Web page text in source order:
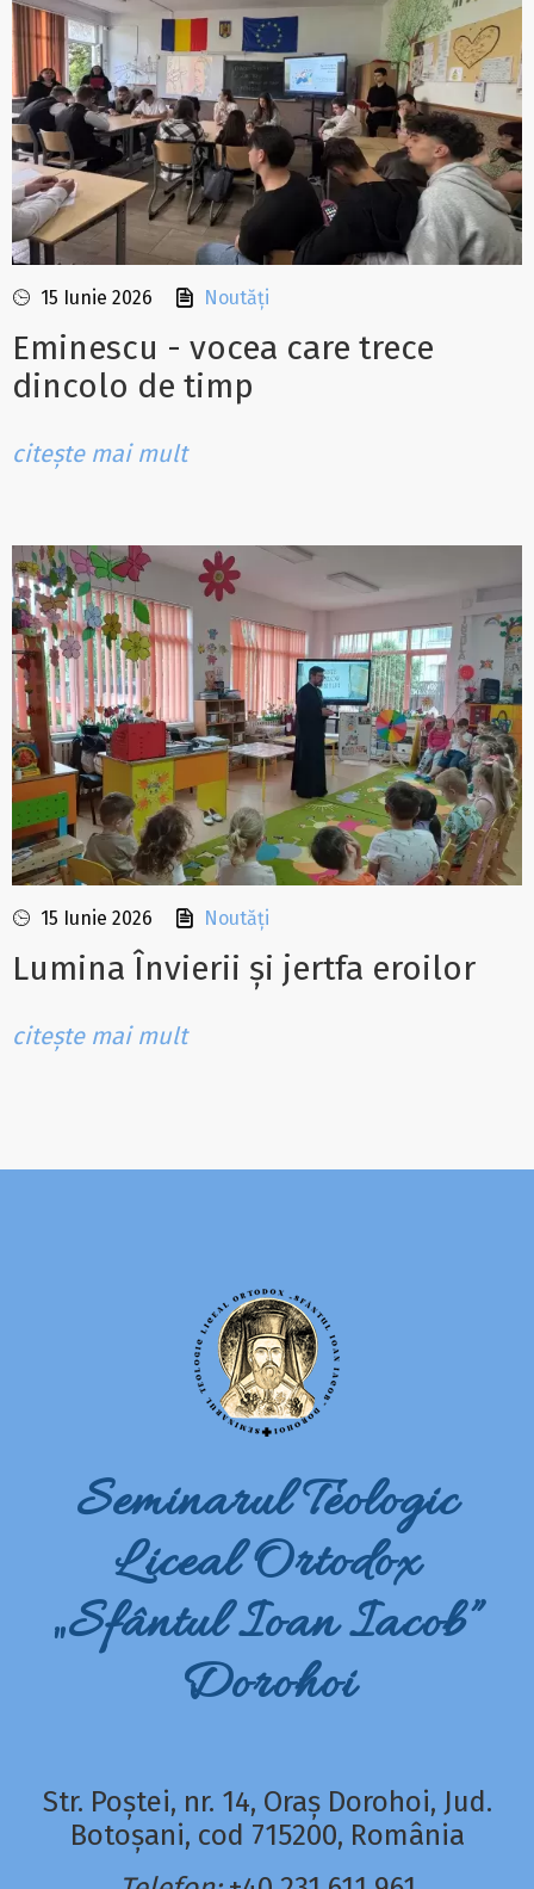
15 Iunie 2026 Noutăți
Eminescu - vocea care trece
dincolo de timp
citește mai mult
15 Iunie 2026 Noutăți
Lumina Învierii și jertfa eroilor
citește mai mult
Seminarul Teologic
Liceal Ortodox
„Sfântul Ioan Iacob”
Dorohoi
Str. Poștei, nr. 14, Oraș Dorohoi, Jud.
Botoșani, cod 715200, România